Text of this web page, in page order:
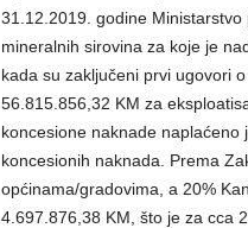
31.12.2019. godine
mineralnih sirovina za koje je
kada su zaključeni prvi ugovori
56.815.856,32 KM za
koncesione naknade
koncesionih naknada. Prema
općinama/gradovima, a 20%
4.697.876,38 KM, što je za cca